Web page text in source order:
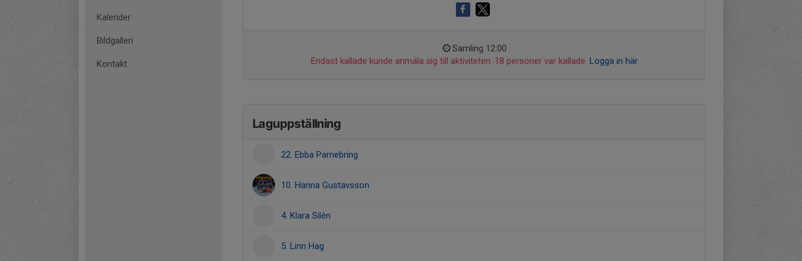
Kalender
Bildgalleri
Kontakt
Samling 12:00
Endast kallade kunde anmäla sig till aktiviteten. 18 personer var kallade. Logga in här
Laguppställning
22. Ebba Parnebring
10. Hanna Gustavsson
4. Klara Silén
5. Linn Hag